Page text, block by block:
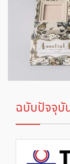
ฉบับปัจจุบั